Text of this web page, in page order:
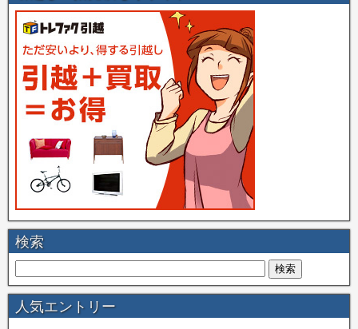
検索
人気エントリー